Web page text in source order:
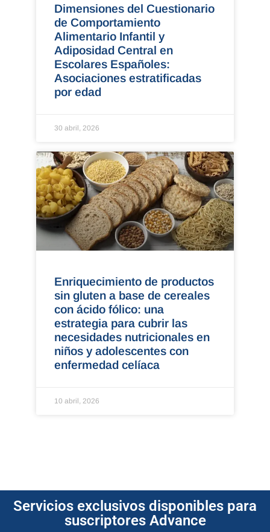
Dimensiones del Cuestionario
de Comportamiento
Alimentario Infantil y
Adiposidad Central en
Escolares Españoles:
Asociaciones estratificadas
por edad
30 abril, 2026
Enriquecimiento de productos
sin gluten a base de cereales
con ácido fólico: una
estrategia para cubrir las
necesidades nutricionales en
niños y adolescentes con
enfermedad celíaca
10 abril, 2026
Servicios exclusivos disponibles para
suscriptores Advance